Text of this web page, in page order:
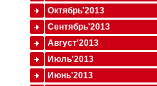
Октябрь'2013
Сентябрь'2013
Август'2013
Июль'2013
Июнь'2013